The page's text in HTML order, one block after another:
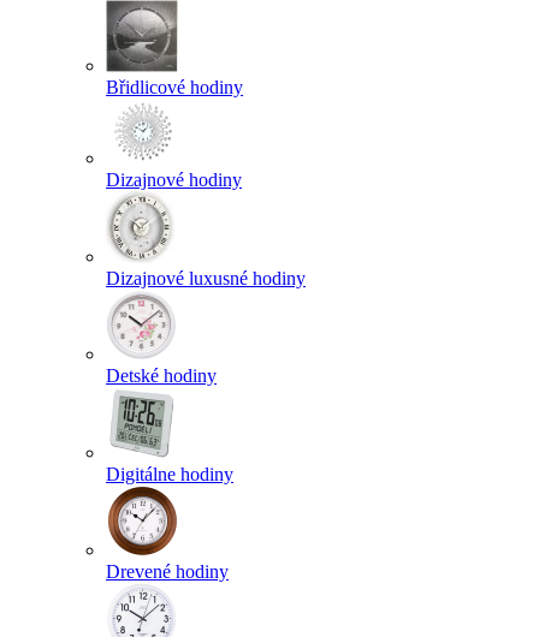
Břidlicové hodiny
Dizajnové hodiny
Dizajnové luxusné hodiny
Detské hodiny
Digitálne hodiny
Drevené hodiny